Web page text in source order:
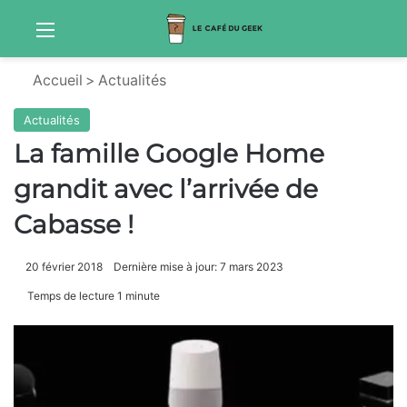
Accueil > Actualités
Actualités
La famille Google Home
grandit avec l’arrivée de
Cabasse !
20 février 2018 Dernière mise à jour: 7 mars 2023
Temps de lecture 1 minute